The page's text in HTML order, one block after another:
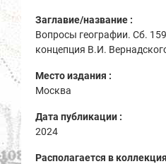
Заглавие/название :
Вопросы географии. Сб.
концепция В.И.
Место издания :
Москва
Дата публикации :
2024
Располагается в